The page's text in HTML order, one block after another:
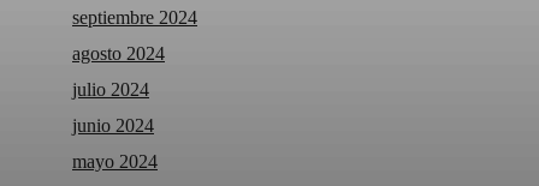
septiembre 2024
agosto 2024
julio 2024
junio 2024
mayo 2024